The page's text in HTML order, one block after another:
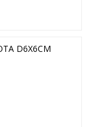
D6X6CM